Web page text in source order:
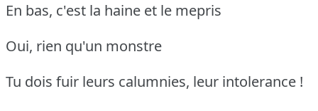
En bas, c'est la haine et le mepris
Oui, rien qu'un monstre
Tu dois fuir leurs calumnies, leur intolerance !